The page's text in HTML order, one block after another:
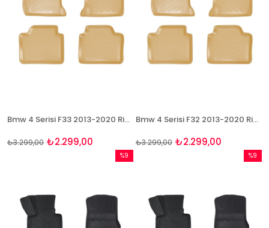
Bmw 4 Serisi F33 2013-2020 Rizline 3D Havuzlu BEJ Paspas
₺2.299,00
₺3.299,00
Bmw 4 Serisi F32 2013-2020 Rizline 3D Havuzlu BEJ Paspas
₺2.299,00
₺3.299,00
%9
%9